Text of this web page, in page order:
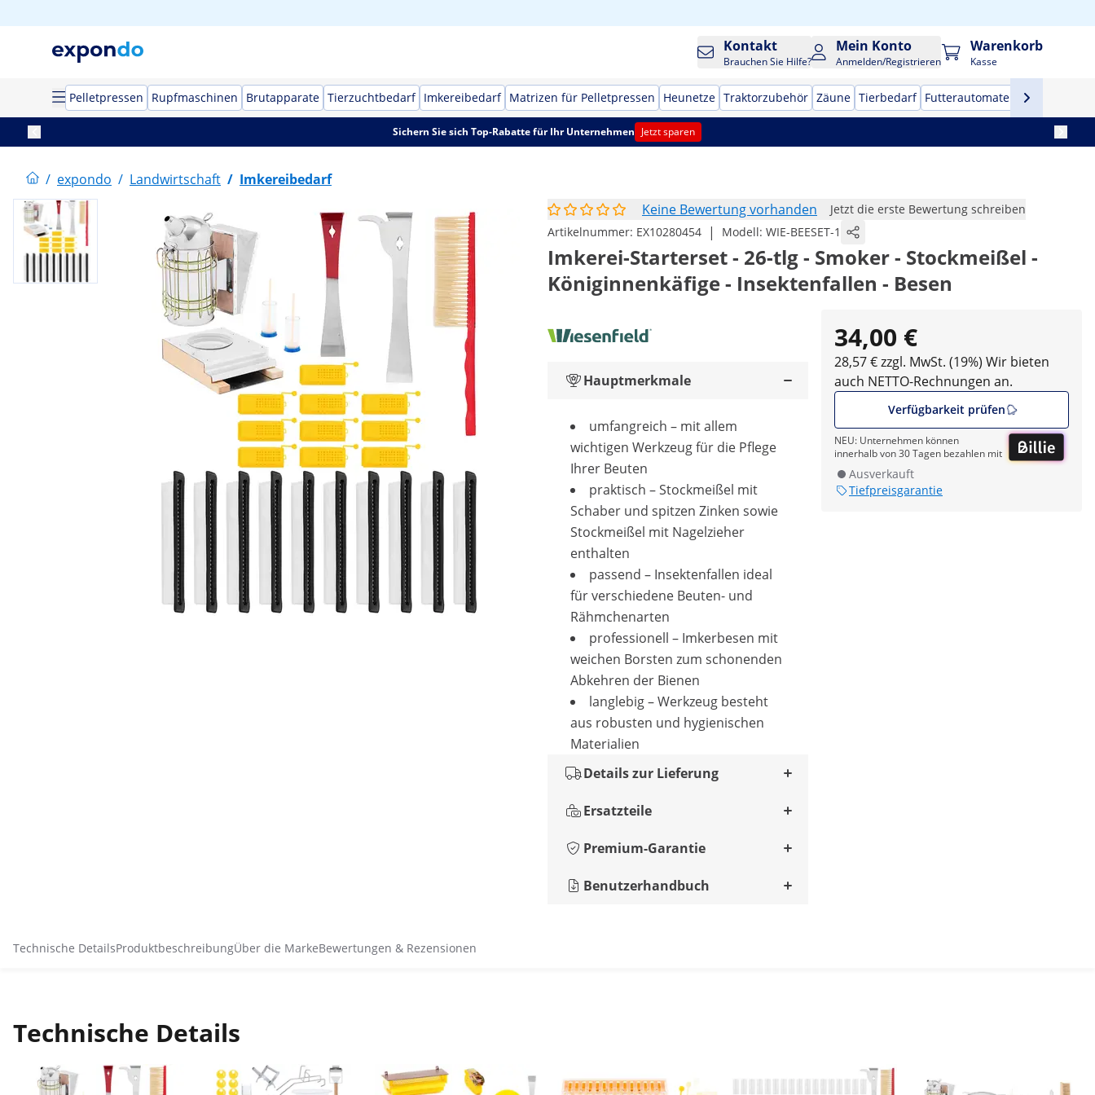
Kontakt
Brauchen Sie Hilfe?
Mein Konto
Anmelden/Registrieren
Warenkorb
Kasse
Pelletpressen Rupfmaschinen Brutapparate Tierzuchtbedarf Imkereibedarf Matrizen für Pelletpressen Heunetze Traktorzubehör Zäune Tierbedarf Futterautomaten
Sichern Sie sich Top-Rabatte für Ihr Unternehmen Jetzt sparen
/ expondo / Landwirtschaft / Imkereibedarf
Keine Bewertung vorhanden
Jetzt die erste Bewertung schreiben
Artikelnummer: EX10280454 | Modell: WIE-BEESET-1
Imkerei-Starterset - 26-tlg - Smoker - Stockmeißel -
Königinnenkäfige - Insektenfallen - Besen
34,00 €
28,57 € zzgl. MwSt. (19%) Wir bieten
auch NETTO-Rechnungen an.
Verfügbarkeit prüfen
NEU: Unternehmen können
innerhalb von 30 Tagen bezahlen mit
Ausverkauft
Tiefpreisgarantie
Hauptmerkmale
umfangreich – mit allem
wichtigen Werkzeug für die Pflege
Ihrer Beuten
praktisch – Stockmeißel mit
Schaber und spitzen Zinken sowie
Stockmeißel mit Nagelzieher
enthalten
passend – Insektenfallen ideal
für verschiedene Beuten- und
Rähmchenarten
professionell – Imkerbesen mit
weichen Borsten zum schonenden
Abkehren der Bienen
langlebig – Werkzeug besteht
aus robusten und hygienischen
Materialien
Details zur Lieferung
Ersatzteile
Premium-Garantie
Benutzerhandbuch
Technische DetailsProduktbeschreibungÜber die MarkeBewertungen & Rezensionen
Technische Details